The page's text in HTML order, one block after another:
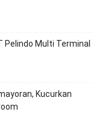
Pelindo Multi Terminal
Kucurkan